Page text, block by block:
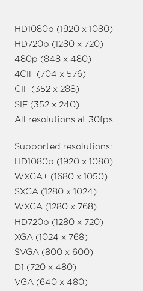
HD1080p (1920 x 1080)
HD720p (1280 x 720)
480p (848 x 480)
4CIF (704 x 576)
CIF (352 x 288)
SIF (352 x 240)
All resolutions at 30fps
Supported resolutions:
HD1080p (1920 x 1080)
WXGA+ (1680 x 1050)
SXGA (1280 x 1024)
WXGA (1280 x 768)
HD720p (1280 x 720)
XGA (1024 x 768)
SVGA (800 x 600)
D1 (720 x 480)
VGA (640 x 480)